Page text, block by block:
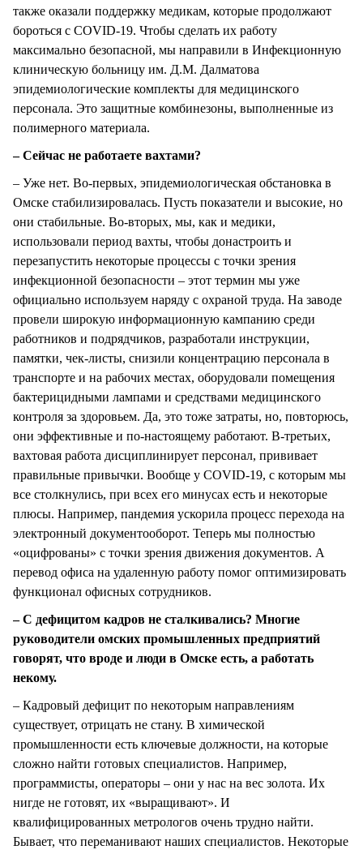
также оказали поддержку медикам, которые продолжают
бороться с COVID-19. Чтобы сделать их работу
максимально безопасной, мы направили в Инфекционную
клиническую больницу им. Д.М. Далматова
эпидемиологические комплекты для медицинского
персонала. Это защитные комбинезоны, выполненные из
полимерного материала.
– Сейчас не работаете вахтами?
– Уже нет. Во-первых, эпидемиологическая обстановка в
Омске стабилизировалась. Пусть показатели и высокие, но
они стабильные. Во-вторых, мы, как и медики,
использовали период вахты, чтобы донастроить и
перезапустить некоторые процессы с точки зрения
инфекционной безопасности – этот термин мы уже
официально используем наряду с охраной труда. На заводе
провели широкую информационную кампанию среди
работников и подрядчиков, разработали инструкции,
памятки, чек-листы, снизили концентрацию персонала в
транспорте и на рабочих местах, оборудовали помещения
бактерицидными лампами и средствами медицинского
контроля за здоровьем. Да, это тоже затраты, но, повторюсь,
они эффективные и по-настоящему работают. В-третьих,
вахтовая работа дисциплинирует персонал, прививает
правильные привычки. Вообще у COVID-19, с которым мы
все столкнулись, при всех его минусах есть и некоторые
плюсы. Например, пандемия ускорила процесс перехода на
электронный документооборот. Теперь мы полностью
«оцифрованы» с точки зрения движения документов. А
перевод офиса на удаленную работу помог оптимизировать
функционал офисных сотрудников.
– С дефицитом кадров не сталкивались? Многие
руководители омских промышленных предприятий
говорят, что вроде и люди в Омске есть, а работать
некому.
– Кадровый дефицит по некоторым направлениям
существует, отрицать не стану. В химической
промышленности есть ключевые должности, на которые
сложно найти готовых специалистов. Например,
программисты, операторы – они у нас на вес золота. Их
нигде не готовят, их «выращивают». И
квалифицированных метрологов очень трудно найти.
Бывает, что переманивают наших специалистов. Некоторые